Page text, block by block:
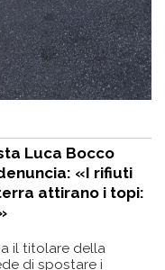
Luca Bocco
«I rifiuti
attirano i topi:
il titolare della
di spostare i